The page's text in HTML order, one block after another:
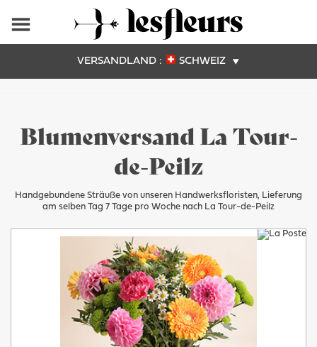
VERSANDLAND : SCHWEIZ
Blumenversand La Tour-
de-Peilz
Handgebundene Sträuße von unseren Handwerksfloristen, Lieferung
am selben Tag 7 Tage pro Woche nach La Tour-de-Peilz